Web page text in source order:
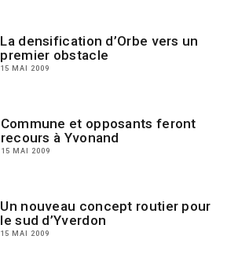
La densification d’Orbe vers un
premier obstacle
15 MAI 2009
Commune et opposants feront
recours à Yvonand
15 MAI 2009
Un nouveau concept routier pour
le sud d’Yverdon
15 MAI 2009